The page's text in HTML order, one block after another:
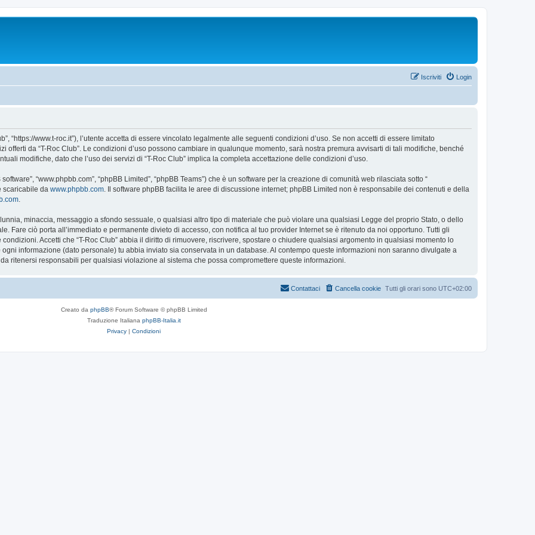
Login
Iscriviti
“https://www.t-roc.it”), l’utente accetta di essere vincolato legalmente alle seguenti condizioni d’uso. Se non accetti di essere limitato
offerti da “T-Roc Club”. Le condizioni d’uso possono cambiare in qualunque momento, sarà nostra premura avvisarti di tali modifiche, benché
modifiche, dato che l’uso dei servizi di “T-Roc Club” implica la completa accettazione delle condizioni d’uso.
“www.phpbb.com”, “phpBB Limited”, “phpBB Teams”) che è un software per la creazione di comunità web rilasciata sotto “
scaricabile da www.phpbb.com . Il software phpBB facilita le aree di discussione internet; phpBB Limited non è responsabile dei contenuti e della
minaccia, messaggio a sfondo sessuale, o qualsiasi altro tipo di materiale che può violare una qualsiasi Legge del proprio Stato, o dello
Fare ciò porta all’immediato e permanente divieto di accesso, con notifica al tuo provider Internet se è ritenuto da noi opportuno. Tutti gli
Accetti che “T-Roc Club” abbia il diritto di rimuovere, riscrivere, spostare o chiudere qualsiasi argomento in qualsiasi momento lo
informazione (dato personale) tu abbia inviato sia conservata in un database. Al contempo queste informazioni non saranno divulgate a
ritenersi responsabili per qualsiasi violazione al sistema che possa compromettere queste informazioni.
Tutti gli orari sono UTC+02:00
Cancella cookie
Contattaci
Creato da phpBB® Forum Software © phpBB Limited
Traduzione Italiana phpBB-Italia.it
Privacy | Condizioni